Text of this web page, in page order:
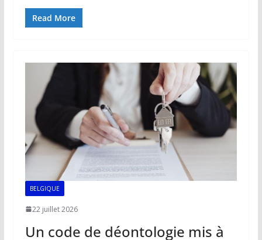
ac
e
o
o
m
ai
A
p
p
dI
n
Li
n
k
er
Read More
BELGIQUE
22 juillet 2026
Un code de déontologie mis à